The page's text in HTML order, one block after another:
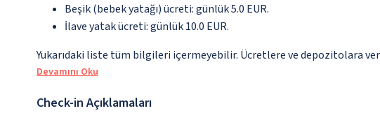
Beşik (bebek yatağı) ücreti: günlük 5.0 EUR.
İlave yatak ücreti: günlük 10.0 EUR.
Yukarıdaki liste tüm bilgileri içermeyebilir. Ücretlere ve depozitolara
Devamını Oku
Check-in Açıklamaları